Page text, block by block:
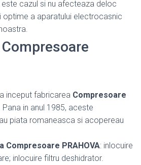
cazul si nu afecteaza deloc
optime a aparatului electrocasnic
inceput fabricarea Compresoare
in anul 1985, aceste
piata romaneasca si acopereau
Compresoare PRAHOVA: inlocuire
inlocuire filtru deshidrator.